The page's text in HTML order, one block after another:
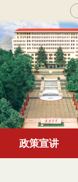
政策宣讲